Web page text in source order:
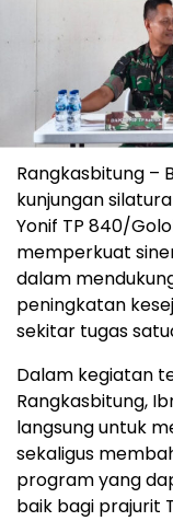
Rangkasbitung –
kunjungan
Yonif TP 840/
memperkuat
dalam
peningkatan
sekitar tugas
Dalam kegiatan
Rangkasbitung,
langsung untuk
sekaligus
program yang
baik bagi prajurit